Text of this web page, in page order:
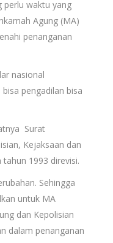
perlu waktu yang
Agung (MA)
penanganan
nasional
pengadilan bisa
Surat
Kejaksaan dan
1993 direvisi.
Sehingga
untuk MA
dan Kepolisian
dalam penanganan